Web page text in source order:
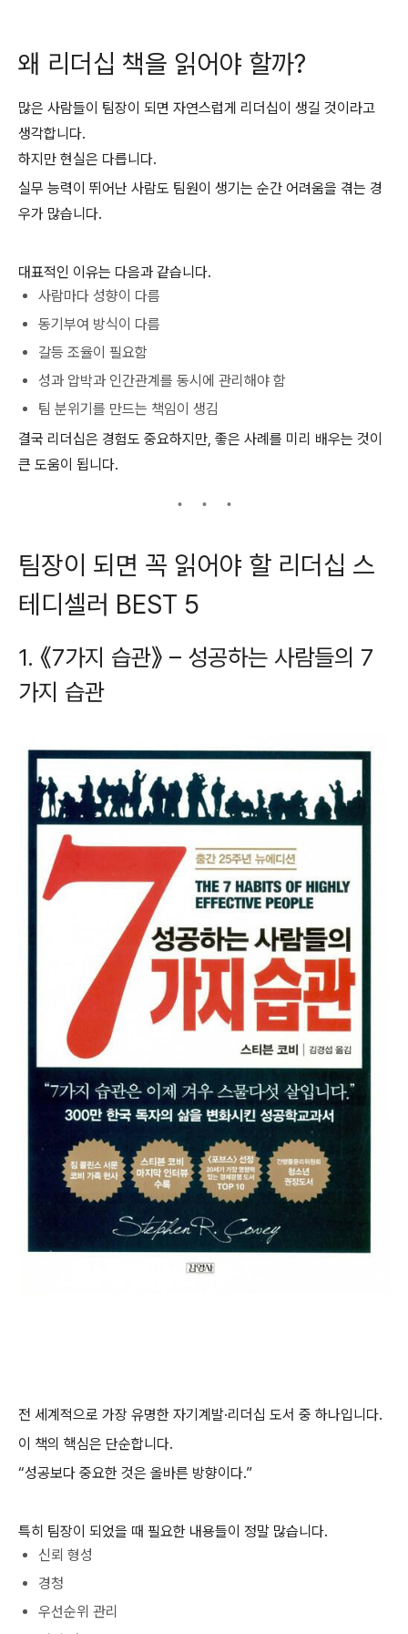
왜 리더십 책을 읽어야 할까?
많은 사람들이 팀장이 되면 자연스럽게 리더십이 생길 것이라고
생각합니다.
하지만 현실은 다릅니다.
실무 능력이 뛰어난 사람도 팀원이 생기는 순간 어려움을 겪는 경
우가 많습니다.
대표적인 이유는 다음과 같습니다.
사람마다 성향이 다름
동기부여 방식이 다름
갈등 조율이 필요함
성과 압박과 인간관계를 동시에 관리해야 함
팀 분위기를 만드는 책임이 생김
결국 리더십은 경험도 중요하지만, 좋은 사례를 미리 배우는 것이
큰 도움이 됩니다.
팀장이 되면 꼭 읽어야 할 리더십 스
테디셀러 BEST 5
1. 《7가지 습관》 – 성공하는 사람들의 7
가지 습관
전 세계적으로 가장 유명한 자기계발·리더십 도서 중 하나입니다.
이 책의 핵심은 단순합니다.
“성공보다 중요한 것은 올바른 방향이다.”
특히 팀장이 되었을 때 필요한 내용들이 정말 많습니다.
신뢰 형성
경청
우선순위 관리